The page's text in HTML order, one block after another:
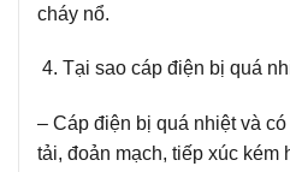
cháy nổ.
Tại sao cáp điện bị quá
– Cáp điện bị quá nhiệt và
tải, đoản mạch, tiếp xúc kém